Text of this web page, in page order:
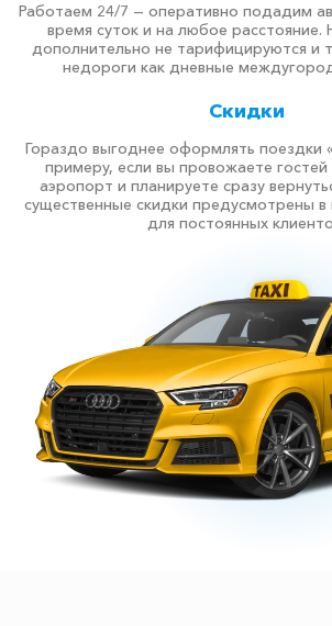
Работаем 24/7 — оперативно подадим
время суток и на любое
дополнительно не тарифицируются и
недороги как дневные
Скидки
Гораздо выгоднее оформлять поездки
примеру, если вы провожаете гостей
аэропорт и планируете сразу
существенные скидки предусмотрены
для постоянных